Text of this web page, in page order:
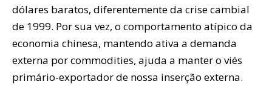
dólares baratos, diferentemente da crise cambial
de 1999. Por sua vez, o comportamento atípico da
economia chinesa, mantendo ativa a demanda
externa por commodities, ajuda a manter o viés
primário-exportador de nossa inserção externa.